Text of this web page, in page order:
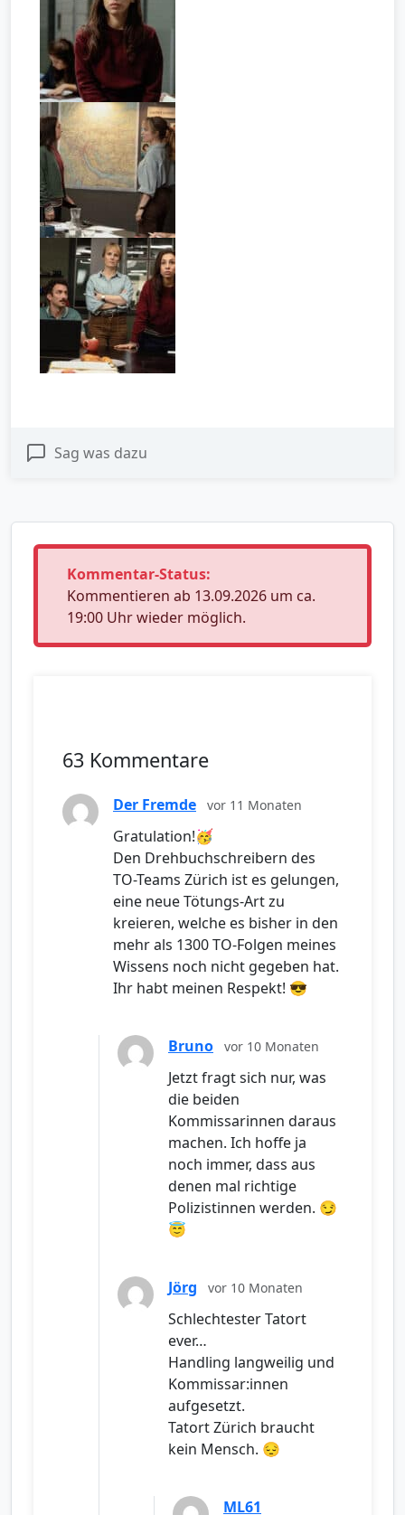
Sag was dazu
Kommentar-Status:
Kommentieren ab 13.09.2026 um ca.
19:00 Uhr wieder möglich.
63 Kommentare
Der Fremde vor 11 Monaten
Gratulation!🥳
Den Drehbuchschreibern des
TO-Teams Zürich ist es gelungen,
eine neue Tötungs-Art zu
kreieren, welche es bisher in den
mehr als 1300 TO-Folgen meines
Wissens noch nicht gegeben hat.
Ihr habt meinen Respekt! 😎
Bruno vor 10 Monaten
Jetzt fragt sich nur, was
die beiden
Kommissarinnen daraus
machen. Ich hoffe ja
noch immer, dass aus
denen mal richtige
Polizistinnen werden. 😏
😇
Jörg vor 10 Monaten
Schlechtester Tatort
ever…
Handling langweilig und
Kommissar:innen
aufgesetzt.
Tatort Zürich braucht
kein Mensch. 😔
ML61